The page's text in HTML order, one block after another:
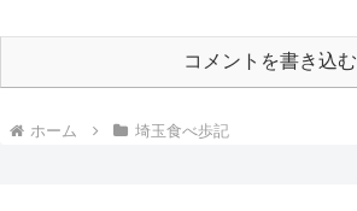
コメントを書き込む
ホーム 埼玉食べ歩記